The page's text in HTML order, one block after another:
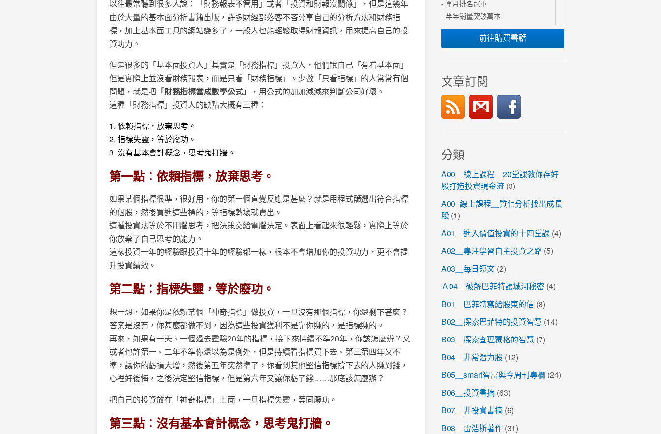
以往最常聽到很多人說：「財務報表不管用」或者「投資和財報沒關係」，但是這幾年
由於大量的基本面分析書籍出版，許多財經部落客不吝分享自己的分析方法和財務指
標，加上基本面工具的網站變多了，一般人也能輕鬆取得財報資訊，用來提高自己的投
資功力。
但是很多的「基本面投資人」其實是「財務指標」投資人，他們說自己「有看基本面」
但是實際上並沒看財務報表，而是只看「財務指標」。少數「只看指標」的人常常有個
問題，就是把 「財務指標當成數學公式」
，用公式的加加減減來判斷公司好壞。
這種「財務指標」投資人的缺點大概有三種：
1. 依賴指標，放棄思考。
2. 指標失靈，等於廢功。
3. 沒有基本會計概念，思考鬼打牆。
第一點：依賴指標，放棄思考。
如果某個指標很準，很好用，你的第一個直覺反應是甚麼？就是用程式篩選出符合指標
的個股，然後買進這些標的，等指標轉壞就賣出。
這種投資法等於不用腦思考，把決策交給電腦決定。表面上看起來很輕鬆，實際上等於
你放棄了自己思考的能力。
這樣投資一年的經驗跟投資十年的經驗都一樣，根本不會增加你的投資功力，更不會提
升投資績效。
第二點：指標失靈，等於廢功。
想一想，如果你是依賴某個「神奇指標」做投資，一旦沒有那個指標，你還剩下甚麼？
答案是沒有，你甚麼都做不到，因為這些投資獲利不是靠你賺的，是指標賺的。
再來，如果有一天、一個過去靈驗20年的指標，接下來持續不準20年，你該怎麼辦？又
或者也許第一、二年不準你還以為是例外，但是持續看指標買下去、第三第四年又不
準，讓你的虧損大增，然後第五年突然準了，你看到其他堅信指標撐下去的人賺到錢，
心裡好後悔，之後決定堅信指標，但是第六年又讓你虧了錢……那底該怎麼辦？
把自己的投資放在「神奇指標」上面，一旦指標失靈，等同廢功。
第三點：沒有基本會計概念，思考鬼打牆。
- 單月排名冠軍
- 半年銷量突破萬本
前往購買書籍
文章訂閱
分類
A00＿線上課程＿20堂課教你存好
股打造投資現金流 (3)
A00_線上課程＿質化分析找出成長
股 (1)
A01＿進入價值投資的十四堂課 (4)
A02＿專注學習自主投資之路 (5)
A03＿每日短文 (2)
Ａ04＿破解巴菲特護城河秘密 (4)
B01＿巴菲特寫給股東的信 (8)
B02＿探索巴菲特的投資智慧 (14)
B03＿探索查理蒙格的智慧 (7)
B04＿非常潛力股 (12)
B05＿smart智富與今周刊專欄 (24)
B06＿投資書摘 (63)
B07＿非投資書摘 (6)
B08＿雷浩斯著作 (31)